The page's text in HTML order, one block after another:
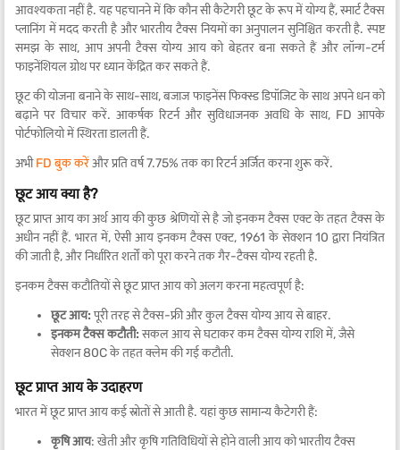
आवश्यकता नहीं है. यह पहचानने में कि कौन सी कैटेगरी छूट के रूप में योग्य हैं, स्मार्ट टैक्स
प्लानिंग में मदद करती है और भारतीय टैक्स नियमों का अनुपालन सुनिश्चित करती है. स्पष्ट
समझ के साथ, आप अपनी टैक्स योग्य आय को बेहतर बना सकते हैं और लॉन्ग-टर्म
फाइनेंशियल ग्रोथ पर ध्यान केंद्रित कर सकते हैं.
छूट की योजना बनाने के साथ-साथ, बजाज फाइनेंस फिक्स्ड डिपॉजिट के साथ अपने धन को
बढ़ाने पर विचार करें. आकर्षक रिटर्न और सुविधाजनक अवधि के साथ, FD आपके
पोर्टफोलियो में स्थिरता डालती हैं.
अभीFD बुक करेंऔर प्रति वर्ष 7.75% तक का रिटर्न अर्जित करना शुरू करें.
छूट आय क्या है?
छूट प्राप्त आय का अर्थ आय की कुछ श्रेणियों से है जो इनकम टैक्स एक्ट के तहत टैक्स के
अधीन नहीं हैं. भारत में, ऐसी आय इनकम टैक्स एक्ट, 1961 के सेक्शन 10 द्वारा नियंत्रित
की जाती है, और निर्धारित शर्तों को पूरा करने तक गैर-टैक्स योग्य रहती है.
इनकम टैक्स कटौतियों से छूट प्राप्त आय को अलग करना महत्वपूर्ण है:
छूट आय: पूरी तरह से टैक्स-फ्री और कुल टैक्स योग्य आय से बाहर.
इनकम टैक्स कटौती: सकल आय से घटाकर कम टैक्स योग्य राशि में, जैसे
सेक्शन 80C के तहत क्लेम की गई कटौती.
छूट प्राप्त आय के उदाहरण
भारत में छूट प्राप्त आय कई स्रोतों से आती है. यहां कुछ सामान्य कैटेगरी हैं:
कृषि आय: खेती और कृषि गतिविधियों से होने वाली आय को भारतीय टैक्स